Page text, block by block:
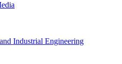
Industrial Engineering